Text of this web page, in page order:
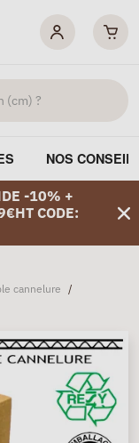
NOS
-10% +
CODE:
cannelure
/